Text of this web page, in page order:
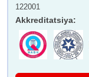
122001
Akkreditatsiya: